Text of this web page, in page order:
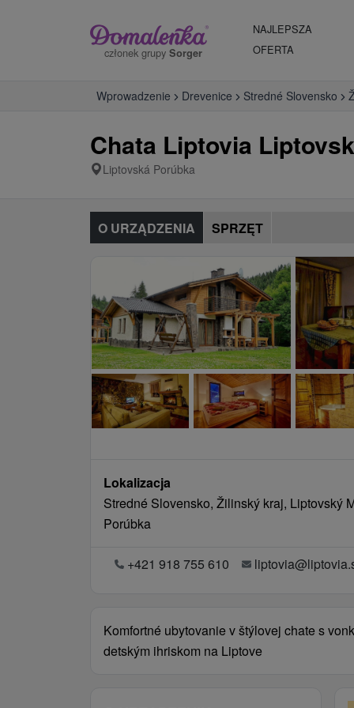
członek grupy Sorger
NAJLEPSZA
OFERTA
Wprowadzenie Drevenice Stredné Slovensko
Chata Liptovia
Liptovská Porúbka
O URZĄDZENIA SPRZĘT
Lokalizacja
Stredné Slovensko, Žilinský kraj, Liptovský
Porúbka
+421 918 755 610
Komfortné ubytovanie v štýlovej chate s
detským ihriskom na Liptove